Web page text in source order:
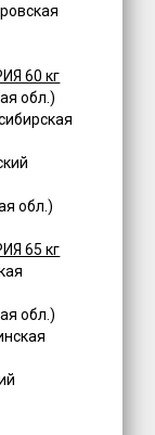
60 кг
обл.)
обл.)
65 кг
обл.)